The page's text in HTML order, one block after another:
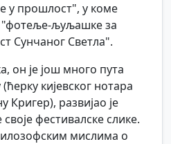
у прошлост", у коме
љуљашке за
Сунчаног Светла".
он је још много пута
кијевског нотара
Кригер), развијао је
фестивалске слике.
мислима о